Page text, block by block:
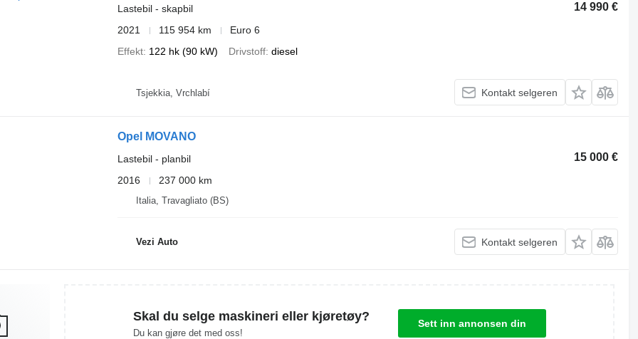
14 990 €
Lastebil - skapbil
2021
115 954 km
Euro 6
Effekt 122 hk (90 kW) Drivstoff diesel
Tsjekkia, Vrchlabí Kontakt selgeren
Opel MOVANO
15 000 €
Lastebil - planbil
2016
237 000 km
Italia, Travagliato (BS)
Vezi Auto Kontakt selgeren
Skal du selge maskineri eller kjøretøy?
Du kan gjøre det med oss!
Sett inn annonsen din